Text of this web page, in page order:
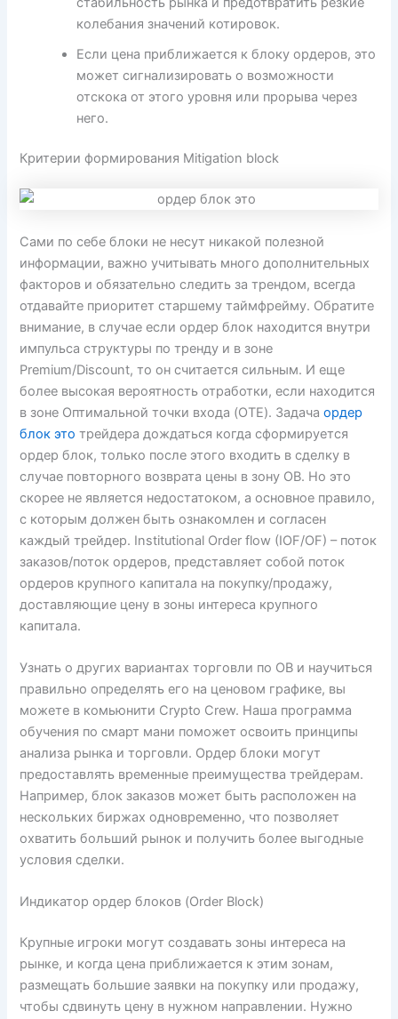
колебания значений котировок.
Если цена приближается к блоку ордеров, это
может сигнализировать о возможности
отскока от этого уровня или прорыва через
него.
Критерии формирования Mitigation block
Сами по себе блоки не несут никакой полезной
информации, важно учитывать много дополнительных
факторов и обязательно следить за трендом, всегда
отдавайте приоритет старшему таймфрейму. Обратите
внимание, в случае если ордер блок находится внутри
импульса структуры по тренду и в зоне
Premium/Discount, то он считается сильным. И еще
более высокая вероятность отработки, если находится
в зоне Оптимальной точки входа (OTE). Задачаордер
блок это трейдера дождаться когда сформируется
ордер блок, только после этого входить в сделку в
случае повторного возврата цены в зону OB. Но это
скорее не является недостатоком, а основное правило,
с которым должен быть ознакомлен и согласен
каждый трейдер. Institutional Order flow (IOF/OF) – поток
заказов/поток ордеров, представляет собой поток
ордеров крупного капитала на покупку/продажу,
доставляющие цену в зоны интереса крупного
капитала.
Узнать о других вариантах торговли по ОВ и научиться
правильно определять его на ценовом графике, вы
можете в комьюнити Crypto Crew. Наша программа
обучения по смарт мани поможет освоить принципы
анализа рынка и торговли. Ордер блоки могут
предоставлять временные преимущества трейдерам.
Например, блок заказов может быть расположен на
нескольких биржах одновременно, что позволяет
охватить больший рынок и получить более выгодные
условия сделки.
Индикатор ордер блоков (Order Block)
Крупные игроки могут создавать зоны интереса на
рынке, и когда цена приближается к этим зонам,
размещать большие заявки на покупку или продажу,
чтобы сдвинуть цену в нужном направлении. Нужно